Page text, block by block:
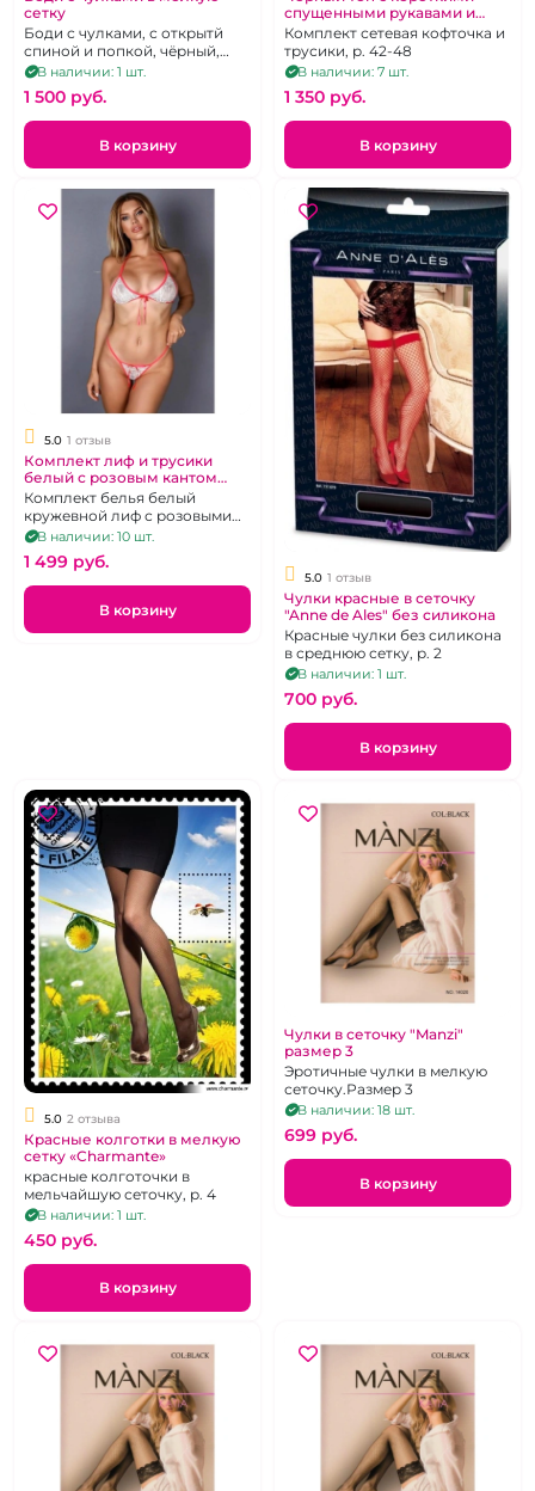
сетку
Боди с чулками, с открытй
спиной и попкой, чёрный,
размер one size
В наличии: 1 шт.
1 500 pуб.
В корзину
спущенными рукавами и
высокие трусики "Amor El"
Комплект сетевая кофточка и
трусики, р. 42-48
В наличии: 7 шт.
1 350 pуб.
В корзину
5.0 1 отзыв
Комплект лиф и трусики
белый с розовым кантом
"Amor El" sm
Комплект белья белый
кружевной лиф с розовыми
бретелями и стрингами на
розовой резинке,
В наличии: 10 шт.
1 499 pуб.
В корзину
5.0 1 отзыв
Чулки красные в сеточку
"Anne de Ales" без силикона
Красные чулки без силикона
в среднюю сетку, р. 2
В наличии: 1 шт.
700 pуб.
В корзину
5.0 2 отзыва
Красные колготки в мелкую
сетку «Charmante»
красные колготочки в
мельчайшую сеточку, р. 4
В наличии: 1 шт.
450 pуб.
В корзину
Чулки в сеточку "Manzi"
размер 3
Эротичные чулки в мелкую
сеточку.Размер 3
В наличии: 18 шт.
699 pуб.
В корзину